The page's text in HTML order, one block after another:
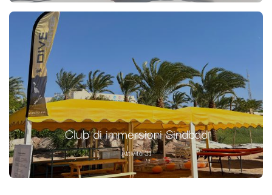
Club di immersioni Sindbad
Attività 31